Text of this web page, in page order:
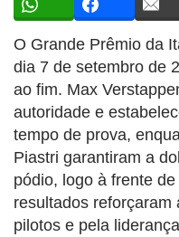
O Grande Prêmio da
dia 7 de setembro de
ao fim. Max
autoridade e
tempo de prova,
Piastri garantiram a
pódio, logo à frente de
resultados
pilotos e pela